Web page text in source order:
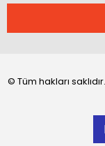
© Tüm hakları